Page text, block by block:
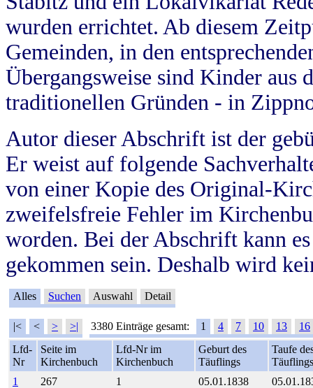
wurden errichtet. Ab diesem
Gemeinden, in den
Übergangsweise sind Kinder aus
traditionellen Gründen - in
Autor dieser Abschrift ist der
Er weist auf folgende
von einer Kopie des Original-
zweifelsfreie Fehler im
worden. Bei der Abschrift kann
gekommen sein. Deshalb wird
Alles Suchen Auswahl Detail
|< < > >| 3380 Einträge gesamt: 1 4 7 10 13
16
Lfd-
Nr
Seite im
Kirchenbuch
Lfd-Nr im
Kirchenbuch
Geburt des
Täuflings
Taufe
Täuflings
1
267 1 05.01.1838